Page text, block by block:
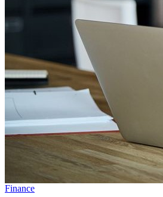
Finance